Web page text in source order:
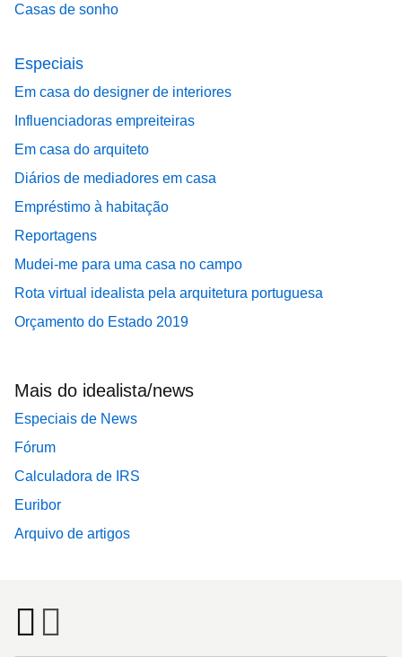
Casas de sonho
Especiais
Em casa do designer de interiores
Influenciadoras empreiteiras
Em casa do arquiteto
Diários de mediadores em casa
Empréstimo à habitação
Reportagens
Mudei-me para uma casa no campo
Rota virtual idealista pela arquitetura portuguesa
Orçamento do Estado 2019
Mais do idealista/news
Especiais de News
Fórum
Calculadora de IRS
Euribor
Arquivo de artigos